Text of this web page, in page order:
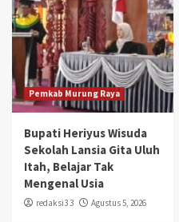
Pemkab Murung Raya
Bupati Heriyus Wisuda
Sekolah Lansia Gita Uluh
Itah, Belajar Tak
Mengenal Usia
redaksi3 3 Agustus 5, 2026